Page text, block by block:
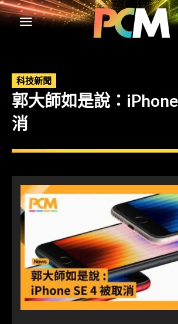
科技新聞
郭大師如是說：
消